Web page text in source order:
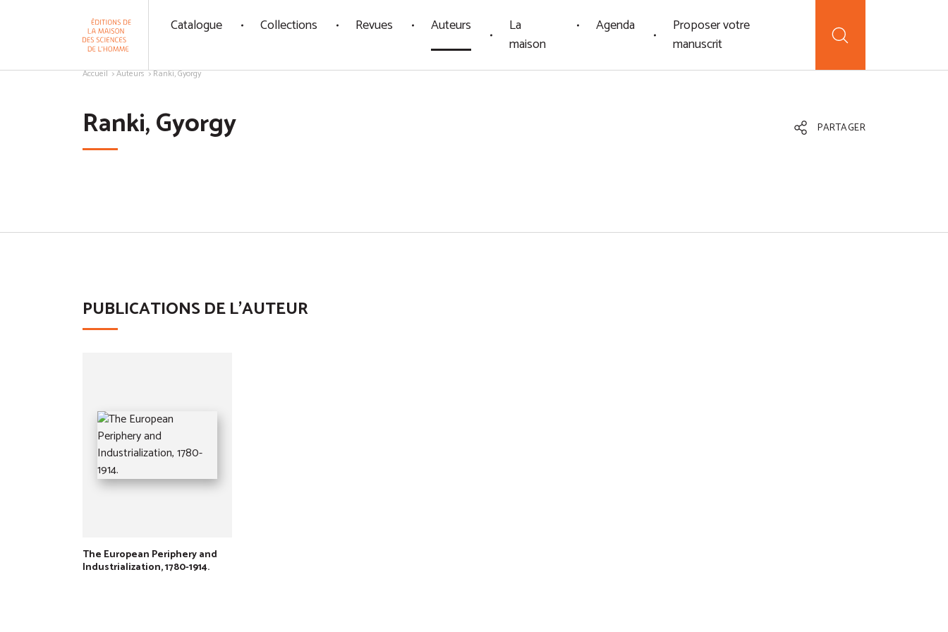
Catalogue Collections Revues Auteurs
La
maison
Agenda
Proposer votre
manuscrit
Accueil Auteurs Ranki, Gyorgy
Ranki, Gyorgy PARTAGER
PUBLICATIONS DE L'AUTEUR
The European Periphery and
Industrialization, 1780-1914.